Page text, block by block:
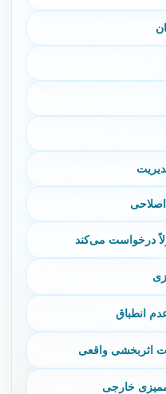
درخواست می‌کند
انطباق
اثربخشی واقعی
خارجی